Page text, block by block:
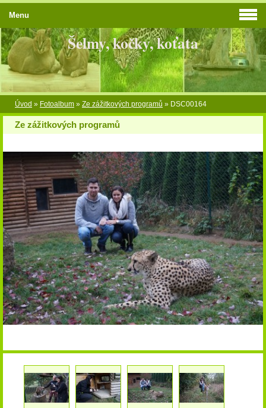
Šelmy, kočky, koťata
Úvod » Fotoalbum » Ze zážitkových programů » DSC00164
Ze zážitkových programů
Menu